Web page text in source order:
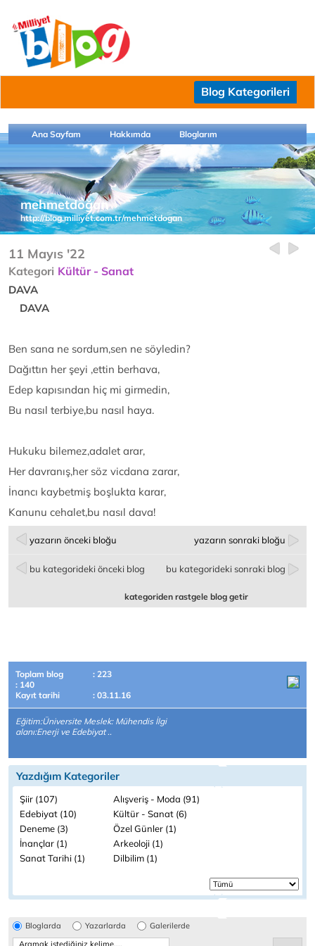
Blog Kategorileri
Ana Sayfam Hakkımda Bloglarım
mehmetdoğan
http://blog.milliyet.com.tr/mehmetdogan
11 Mayıs '22
Kategori Kültür - Sanat
DAVA
DAVA
Ben sana ne sordum,sen ne söyledin?
Dağıttın her şeyi ,ettin berhava,
Edep kapısından hiç mi girmedin,
Bu nasıl terbiye,bu nasıl haya.
Hukuku bilemez,adalet arar,
Her davranış,her söz vicdana zarar,
İnancı kaybetmiş boşlukta karar,
Kanunu cehalet,bu nasıl dava!
yazarın önceki bloğu yazarın sonraki bloğu
bu kategorideki önceki blog bu kategorideki sonraki blog
kategoriden rastgele blog getir
Toplam blog
: 223
: 140
Kayıt tarihi
: 03.11.16
Eğitim:Üniversite Meslek: Mühendis İlgi
alanı:Enerji ve Edebiyat ..
Yazdığım Kategoriler
Şiir (107)
Alışveriş - Moda (91)
Edebiyat (10)
Kültür - Sanat (6)
Deneme (3)
Özel Günler (1)
İnançlar (1)
Arkeoloji (1)
Sanat Tarihi (1)
Dilbilim (1)
Bloglarda Yazarlarda Galerilerde